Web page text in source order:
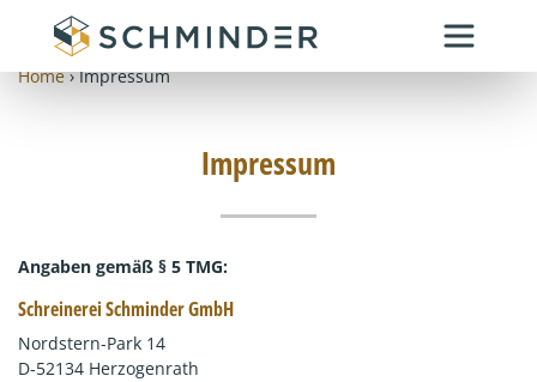
springen
Home›Impressum
Impressum
Angaben gemäß § 5 TMG:
Schreinerei Schminder GmbH
Nordstern-Park 14
D-52134 Herzogenrath